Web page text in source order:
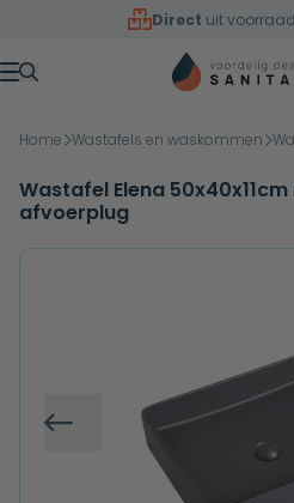
Overslaan naar inhoud
Direct uit
Menu
Home Wastafels en waskommen
Wastafel Elena
afvoerplug
Vorige